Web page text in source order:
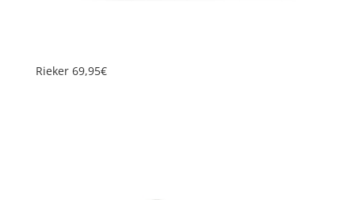
Rieker 69,95€